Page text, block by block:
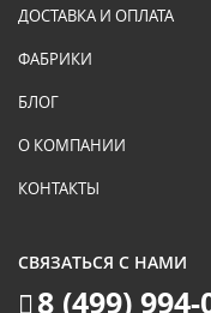
ДОСТАВКА И ОПЛАТА
ФАБРИКИ
БЛОГ
О КОМПАНИИ
КОНТАКТЫ
СВЯЗАТЬСЯ С НАМИ
8 (499) 994-